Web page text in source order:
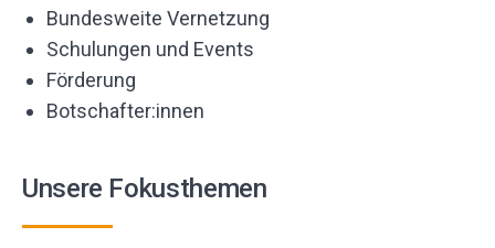
Bundesweite Vernetzung
Schulungen und Events
Förderung
Botschafter:innen
Unsere Fokusthemen